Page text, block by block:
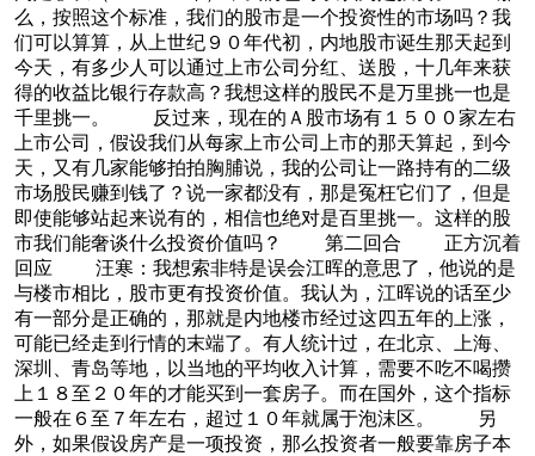
么，按照这个标准，我们的股市是一个投资性的市场吗？我
们可以算算，从上世纪９０年代初，内地股市诞生那天起到
今天，有多少人可以通过上市公司分红、送股，十几年来获
得的收益比银行存款高？我想这样的股民不是万里挑一也是
千里挑一。 反过来，现在的Ａ股市场有１５００家左右
上市公司，假设我们从每家上市公司上市的那天算起，到今
天，又有几家能够拍拍胸脯说，我的公司让一路持有的二级
市场股民赚到钱了？说一家都没有，那是冤枉它们了，但是
即使能够站起来说有的，相信也绝对是百里挑一。这样的股
市我们能奢谈什么投资价值吗？ 第二回合 正方沉着
回应 汪寒：我想索非特是误会江晖的意思了，他说的是
与楼市相比，股市更有投资价值。我认为，江晖说的话至少
有一部分是正确的，那就是内地楼市经过这四五年的上涨，
可能已经走到行情的末端了。有人统计过，在北京、上海、
深圳、青岛等地，以当地的平均收入计算，需要不吃不喝攒
上１８至２０年的才能买到一套房子。而在国外，这个指标
一般在６至７年左右，超过１０年就属于泡沫区。 另
外，如果假设房产是一项投资，那么投资者一般要靠房子本